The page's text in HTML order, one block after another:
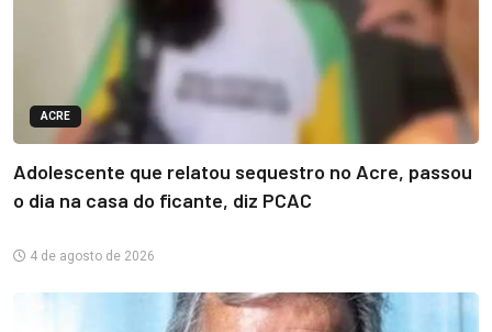
ACRE
Adolescente que relatou sequestro no Acre, passou
o dia na casa do ficante, diz PCAC
4 de agosto de 2026